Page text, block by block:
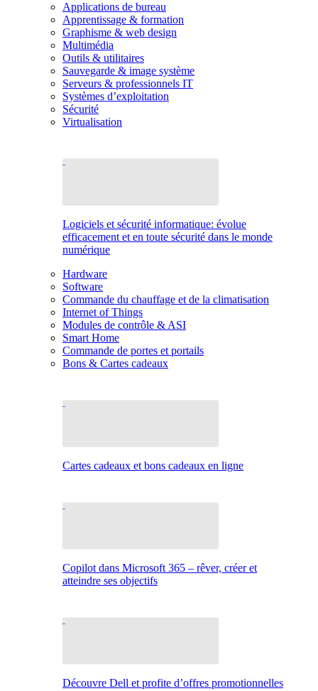
Applications de bureau
Apprentissage & formation
Graphisme & web design
Multimédia
Outils & utilitaires
Sauvegarde & image système
Serveurs & professionnels IT
Systèmes d’exploitation
Sécurité
Virtualisation
Logiciels et sécurité informatique: évolue
efficacement et en toute sécurité dans le monde
numérique
Hardware
Software
Commande du chauffage et de la climatisation
Internet of Things
Modules de contrôle & ASI
Smart Home
Commande de portes et portails
Bons & Cartes cadeaux
Cartes cadeaux et bons cadeaux en ligne
Copilot dans Microsoft 365 – rêver, créer et
atteindre ses objectifs
Découvre Dell et profite d’offres promotionnelles